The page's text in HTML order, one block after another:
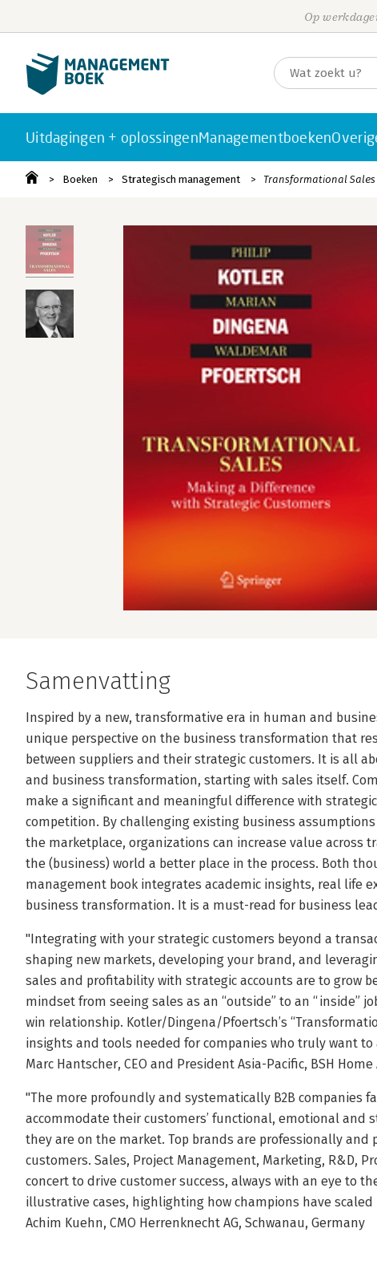
Op
Uitdagingen + oplossingenManagementboeken
Boeken Strategisch management Transformational Sales
Samenvatting
​Inspired by a new, transformative era in human and
unique perspective on the business transformation that
between suppliers and their strategic customers. It is all
and business transformation, starting with sales itself.
make a significant and meaningful difference with
competition. By challenging existing business
the marketplace, organizations can increase value across
the (business) world a better place in the process. Both
management book integrates academic insights, real life
business transformation. It is a must-read for business
"Integrating with your strategic customers beyond a
shaping new markets, developing your brand, and
sales and profitability with strategic accounts are to grow
mindset from seeing sales as an “outside” to an “inside”
win relationship. Kotler/Dingena/Pfoertsch’s
insights and tools needed for companies who truly want
Marc Hantscher, CEO and President Asia-Pacific, BSH
"The more profoundly and systematically B2B companies
accommodate their customers’ functional, emotional and
they are on the market. Top brands are professionally
customers. Sales, Project Management, Marketing, R&D,
concert to drive customer success, always with an eye to
illustrative cases, highlighting how champions have
Achim Kuehn, CMO Herrenknecht AG, Schwanau, Germany